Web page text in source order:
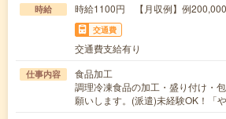
時給 時給1100円 【月収例】例
交通費
交通費支給有り
仕事内容
食品加工
調理冷凍食品の加工・盛り付け・
願いします。(派遣)未経験OK！「